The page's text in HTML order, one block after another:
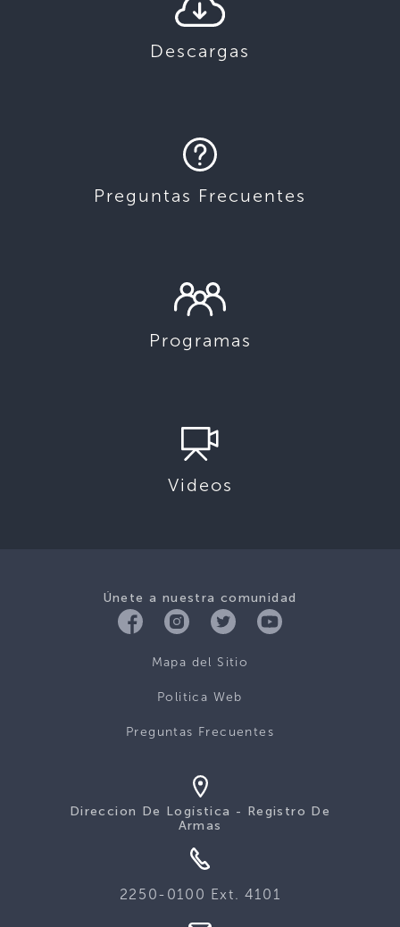
Descargas
Preguntas Frecuentes
Programas
Videos
Únete a nuestra comunidad
Mapa del Sitio
Politica Web
Preguntas Frecuentes
Direccion De Logística - Registro De
Armas
2250-0100 Ext. 4101